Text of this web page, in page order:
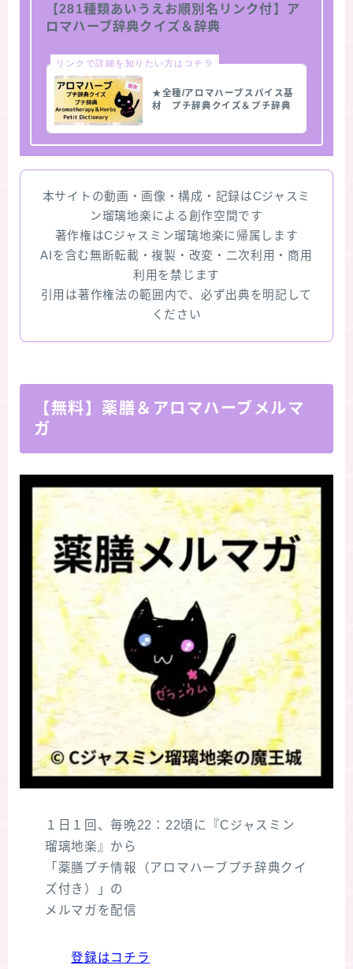
【281種類あいうえお順別名リンク付】ア
ロマハーブ辞典クイズ＆辞典
リンクで詳細を知りたい方はコチラ
★全種/アロマハーブスパイス基
材 プチ辞典クイズ＆プチ辞典
本サイトの動画・画像・構成・記録はCジャスミ
ン瑠璃地楽による創作空間です
著作権はCジャスミン瑠璃地楽に帰属します
AIを含む無断転載・複製・改変・二次利用・商用
利用を禁じます
引用は著作権法の範囲内で、必ず出典を明記して
ください
【無料】薬膳＆アロマハーブメルマ
ガ
１日１回、毎晩22：22頃に『Cジャスミン
瑠璃地楽』から
「薬膳プチ情報（アロマハーブプチ辞典クイ
ズ付き）」の
メルマガを配信
登録はコチラ